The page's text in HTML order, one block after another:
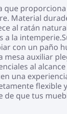
que
Material
al ratán
la
con un paño
auxiliar
al
una
flexible
que tus